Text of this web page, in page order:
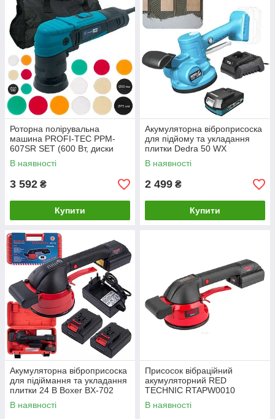
Роторна полірувальна
машина PROFI-TEC PPM-
607SR SET (600 Вт, диски
30/50/75 мм)
В наявності
3 592 ₴
Купити
Акумуляторна віброприсоска
для підйому та укладання
плитки Dedra 50 WX
В наявності
2 499 ₴
Купити
Акумуляторна віброприсоска
для підіймання та укладання
плитки 24 В Boxer BX-702
В наявності
Присосок вібраційний
акумуляторний RED
TECHNIC RTAPW0010
В наявності